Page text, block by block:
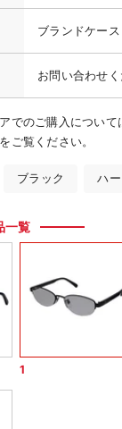
ブランドケース
お問い合わせ
でのご購入につい
をご覧ください。
ブラック ハ
一覧
1